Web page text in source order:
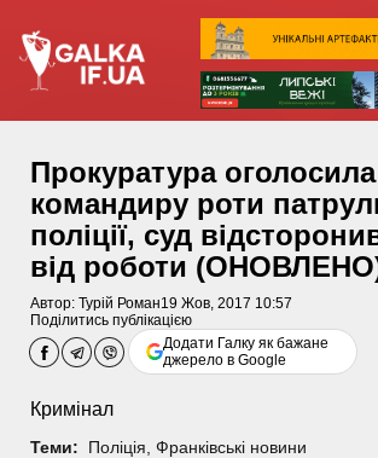
Прокуратура
командиру роти
поліції, суд
від роботи
Автор: Турій Роман19 Жов, 2017 10:57
Поділитись публікацією
Додати Галку як бажане
джерело в Google
Кримінал
Теми: Поліція Франківські новини